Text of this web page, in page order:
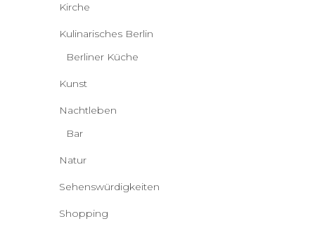
Kirche
Kulinarisches Berlin
Berliner Küche
Kunst
Nachtleben
Bar
Natur
Sehenswürdigkeiten
Shopping